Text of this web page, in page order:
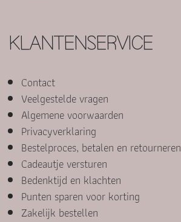
KLANTENSERVICE
Contact
Veelgestelde vragen
Algemene voorwaarden
Privacyverklaring
Bestelproces, betalen en retourneren
Cadeautje versturen
Bedenktijd en klachten
Punten sparen voor korting
Zakelijk bestellen